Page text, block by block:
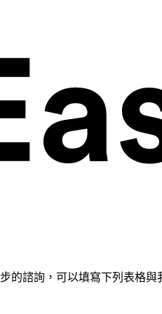
的諮詢，可以填寫下列表格